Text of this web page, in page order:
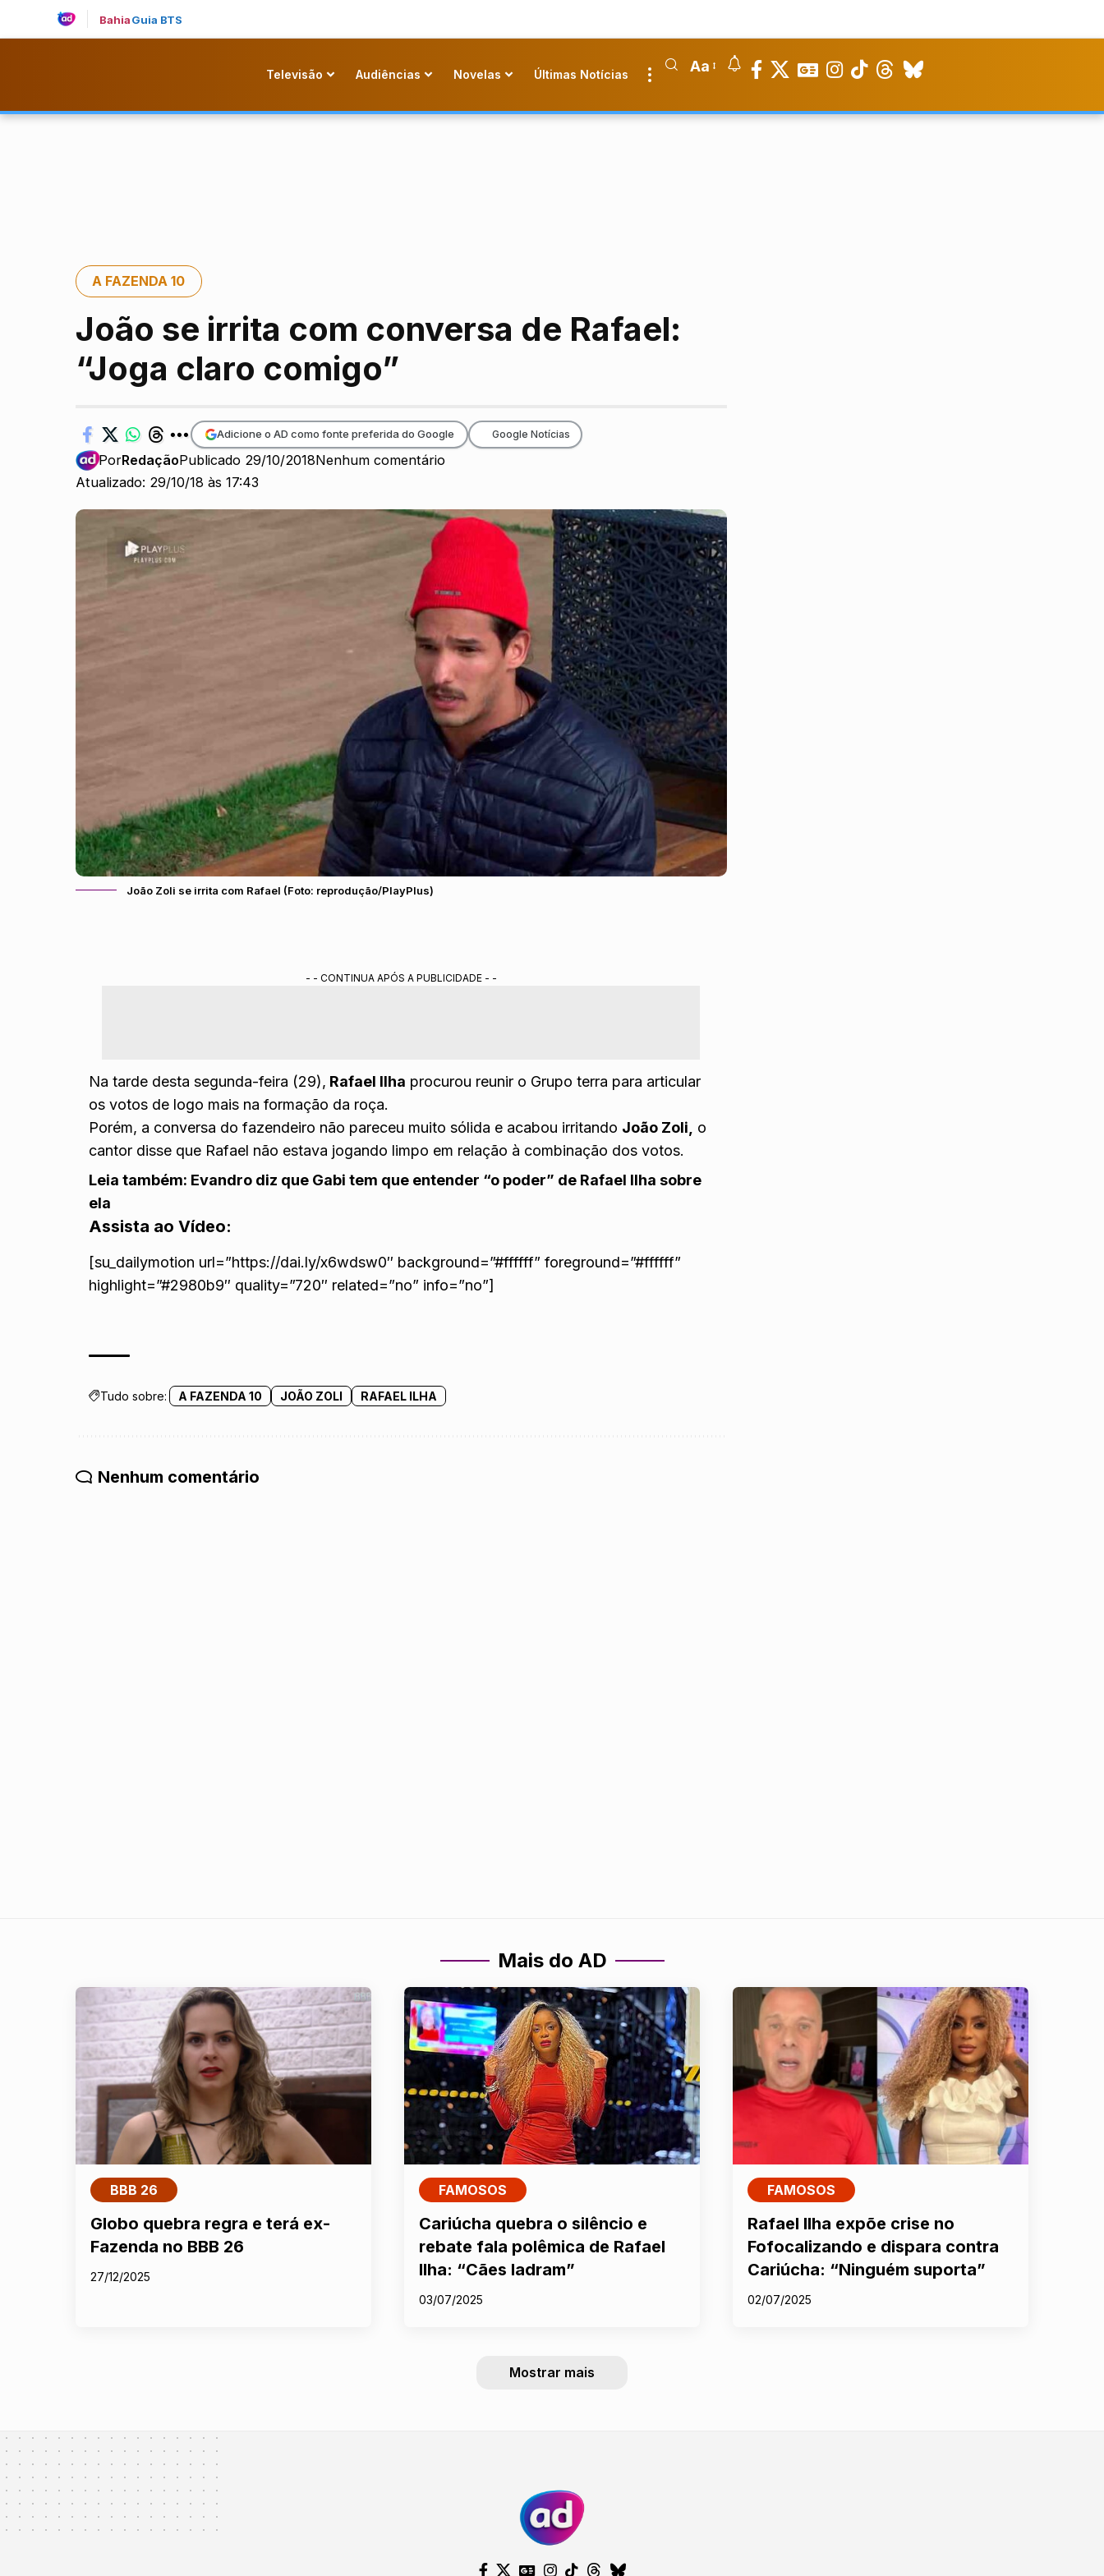
BahiaGuia BTS
Televisão Audiências Novelas Últimas Notícias Aa
A FAZENDA 10
João se irrita com conversa de Rafael:
“Joga claro comigo”
Atualizado: 29/10/18 às 17:43
PorRedaçãoPublicado 29/10/2018Nenhum comentário
Adicione o AD como fonte preferida do Google Google Notícias
João Zoli se irrita com Rafael (Foto: reprodução/PlayPlus)
- - CONTINUA APÓS A PUBLICIDADE - -
Na tarde desta segunda-feira (29), Rafael Ilha procurou reunir o Grupo terra para articular
os votos de logo mais na formação da roça.
Porém, a conversa do fazendeiro não pareceu muito sólida e acabou irritando João Zoli,
o
cantor disse que Rafael não estava jogando limpo em relação à combinação dos votos.
Leia também: Evandro diz que Gabi tem que entender “o poder” de Rafael Ilha sobre
ela
Assista ao Vídeo:
[su_dailymotion url=”https://dai.ly/x6wdsw0″ background=”#ffffff” foreground=”#ffffff”
highlight=”#2980b9″ quality=”720″ related=”no” info=”no”]
Tudo sobre: A FAZENDA 10 JOÃO ZOLI RAFAEL ILHA
Nenhum comentário
Mais do AD
BBB 26
Globo quebra regra e terá ex-
Fazenda no BBB 26
27/12/2025
FAMOSOS
Cariúcha quebra o silêncio e
rebate fala polêmica de Rafael
Ilha: “Cães ladram”
03/07/2025
FAMOSOS
Rafael Ilha expõe crise no
Fofocalizando e dispara contra
Cariúcha: “Ninguém suporta”
02/07/2025
Mostrar mais